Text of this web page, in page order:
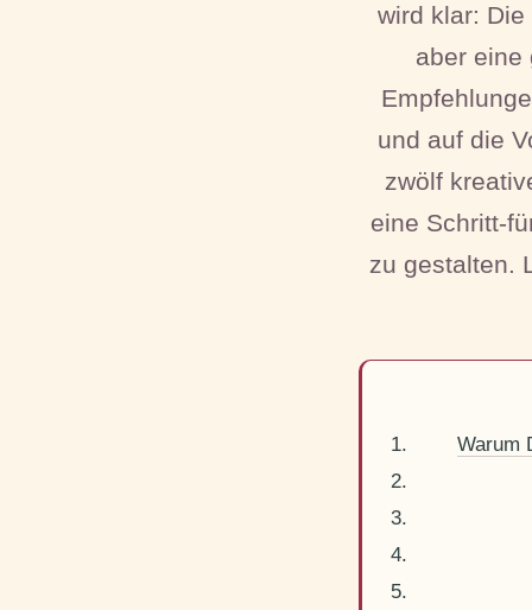
wird klar:
aber eine
und auf die
zwölf
eine Schritt-
zu gestalten.
Warum